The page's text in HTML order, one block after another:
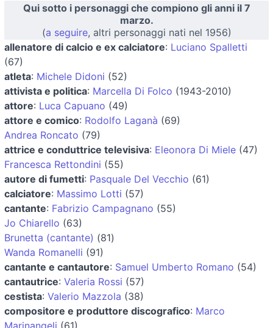
Qui sotto i personaggi che compiono gli anni il 7
marzo.
(a seguire, altri personaggi nati nel 1956)
allenatore di calcio e ex calciatore: Luciano Spalletti
(67)
atleta: Michele Didoni (52)
attivista e politica: Marcella Di Folco (1943-2010)
attore: Luca Capuano (49)
attore e comico: Rodolfo Laganà (69)
Andrea Roncato (79)
attrice e conduttrice televisiva: Eleonora Di Miele (47)
Francesca Rettondini (55)
autore di fumetti: Pasquale Del Vecchio (61)
calciatore: Massimo Lotti (57)
cantante: Fabrizio Campagnano (55)
Jo Chiarello (63)
Brunetta (cantante) (81)
Wanda Romanelli (91)
cantante e cantautore: Samuel Umberto Romano (54)
cantautrice: Valeria Rossi (57)
cestista: Valerio Mazzola (38)
compositore e produttore discografico: Marco
Marinangeli (61)